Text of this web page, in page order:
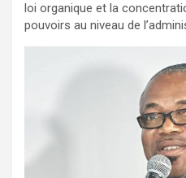
loi organique et la
pouvoirs au niveau de